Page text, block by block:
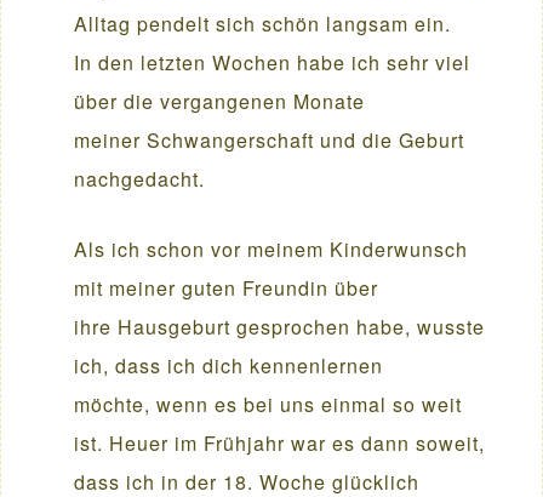
Alltag pendelt sich schön langsam ein.
In den letzten Wochen habe ich sehr viel
über die vergangenen Monate
meiner Schwangerschaft und die Geburt
nachgedacht.
Als ich schon vor meinem Kinderwunsch
mit meiner guten Freundin über
ihre Hausgeburt gesprochen habe, wusste
ich, dass ich dich kennenlernen
möchte, wenn es bei uns einmal so weit
ist. Heuer im Frühjahr war es dann soweit,
dass ich in der 18. Woche glücklich